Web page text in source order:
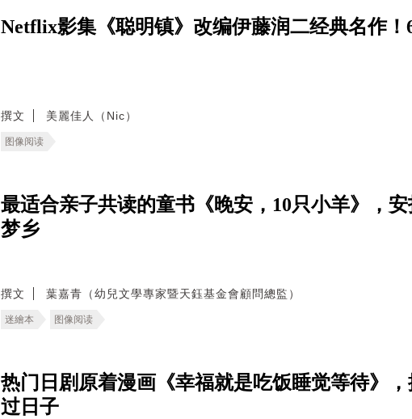
Netflix影集《聪明镇》改编伊藤润二经典名作
撰文 美麗佳人（Nic）
图像阅读
最适合亲子共读的童书《晚安，10只小羊》，
梦乡
撰文 葉嘉青（幼兒文學專家暨天鈺基金會顧問總監）
迷繪本 图像阅读
热门日剧原着漫画《幸福就是吃饭睡觉等待》
过日子